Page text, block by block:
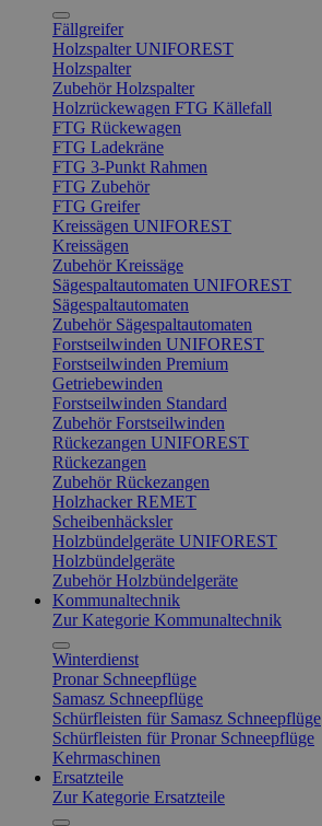
Fällgreifer
Holzspalter UNIFOREST
Holzspalter
Zubehör Holzspalter
Holzrückewagen FTG Källefall
FTG Rückewagen
FTG Ladekräne
FTG 3-Punkt Rahmen
FTG Zubehör
FTG Greifer
Kreissägen UNIFOREST
Kreissägen
Zubehör Kreissäge
Sägespaltautomaten UNIFOREST
Sägespaltautomaten
Zubehör Sägespaltautomaten
Forstseilwinden UNIFOREST
Forstseilwinden Premium
Getriebewinden
Forstseilwinden Standard
Zubehör Forstseilwinden
Rückezangen UNIFOREST
Rückezangen
Zubehör Rückezangen
Holzhacker REMET
Scheibenhäcksler
Holzbündelgeräte UNIFOREST
Holzbündelgeräte
Zubehör Holzbündelgeräte
Kommunaltechnik
Zur Kategorie Kommunaltechnik
Winterdienst
Pronar Schneepflüge
Samasz Schneepflüge
Schürfleisten für Samasz Schneepflüge
Schürfleisten für Pronar Schneepflüge
Kehrmaschinen
Ersatzteile
Zur Kategorie Ersatzteile